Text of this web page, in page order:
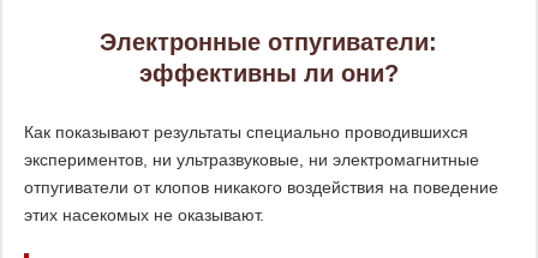
Электронные отпугиватели:
эффективны ли они?
Как показывают результаты специально проводившихся
экспериментов, ни ультразвуковые, ни электромагнитные
отпугиватели от клопов никакого воздействия на поведение
этих насекомых не оказывают.